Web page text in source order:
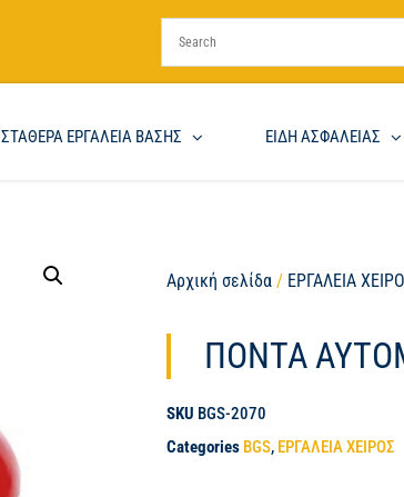
ΣΤΑΘΕΡΑ ΕΡΓΑΛΕΙΑ ΒΑΣΗΣ ΕΙΔΗ ΑΣΦΑΛΕΙΑΣ
Αρχική σελίδα / ΕΡΓΑΛΕΙΑ
ΠΟΝΤΑ
SKU BGS-2070
Categories BGS, ΕΡΓΑΛΕΙΑ ΧΕΙΡΟΣ